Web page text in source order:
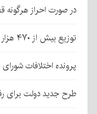
در صورت احراز هرگونه
توزیع بیش از ۴۷۰ هزار لیتر آب میان عزاداران جامانده اربعین در کرمان
پرونده اختلافات
طرح جدید دولت برای